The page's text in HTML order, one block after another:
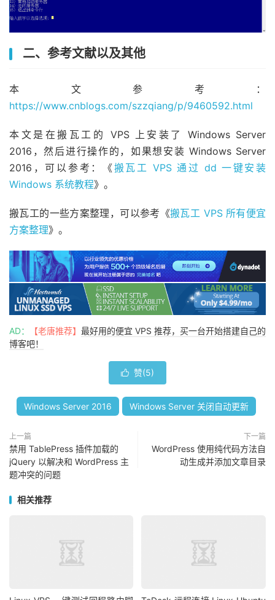
二、参考文献以及其他
本文参考：
https://www.cnblogs.com/szzqiang/p/9460592.html
本文是在搬瓦工的 VPS 上安装了 Windows Server
2016，然后进行操作的，如果想安装 Windows Server
2016，可以参考：《搬瓦工 VPS 通过 dd 一键安装
Windows 系统教程》。
搬瓦工的一些方案整理，可以参考《搬瓦工 VPS 所有便宜
方案整理》。
AD： 【老唐推荐】 最好用的便宜 VPS 推荐，买一台开始搭建自己的
博客吧！
 赞(5)
Windows Server 2016 Windows Server 关闭自动更新
上一篇
禁用 TablePress 插件加载的
jQuery 以解决和 WordPress 主
题冲突的问题
下一篇
WordPress 使用纯代码方法自
动生成并添加文章目录
相关推荐